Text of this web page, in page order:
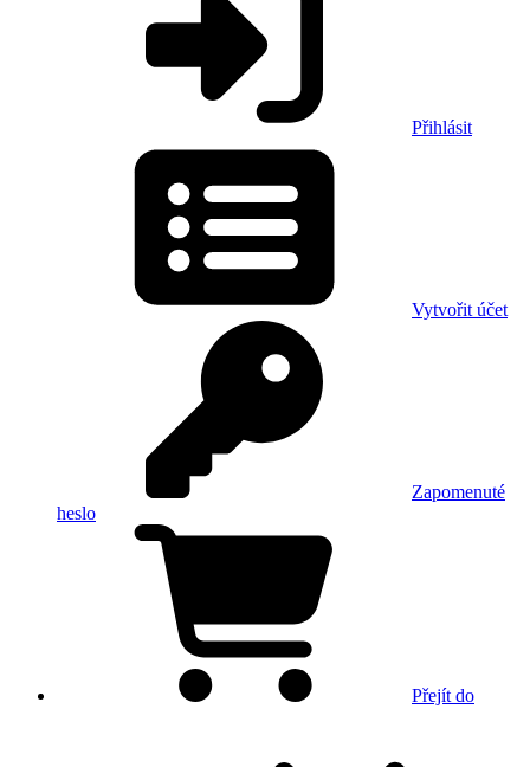
Přihlásit
Vytvořit účet
Zapomenuté
heslo
Přejít do